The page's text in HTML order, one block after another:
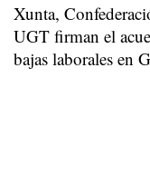
Xunta,
UGT firman el
bajas laborales en